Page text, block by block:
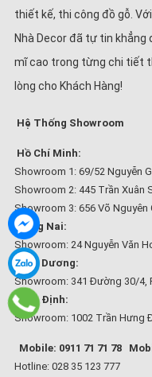
thiết kế, thi công đồ gỗ.
Nhà Decor đã tự tin
mĩ cao trong từng chi tiết
lòng cho Khách Hàng!
Hệ Thống Showroom
Hồ Chí Minh:
Showroom 1: 69/52 Nguyễn
Showroom 2: 445 Trần Xuân
Showroom 3: 656 Võ Nguyên
Đồng Nai:
Showroom: 24 Nguyễn Văn
Bình Dương:
Showroom: 341 Đường 30/4,
Bình Định:
Showroom: 1002 Trần Hưng
Mobile: 0911 71 71 78
Hotline: 028 35 123 777